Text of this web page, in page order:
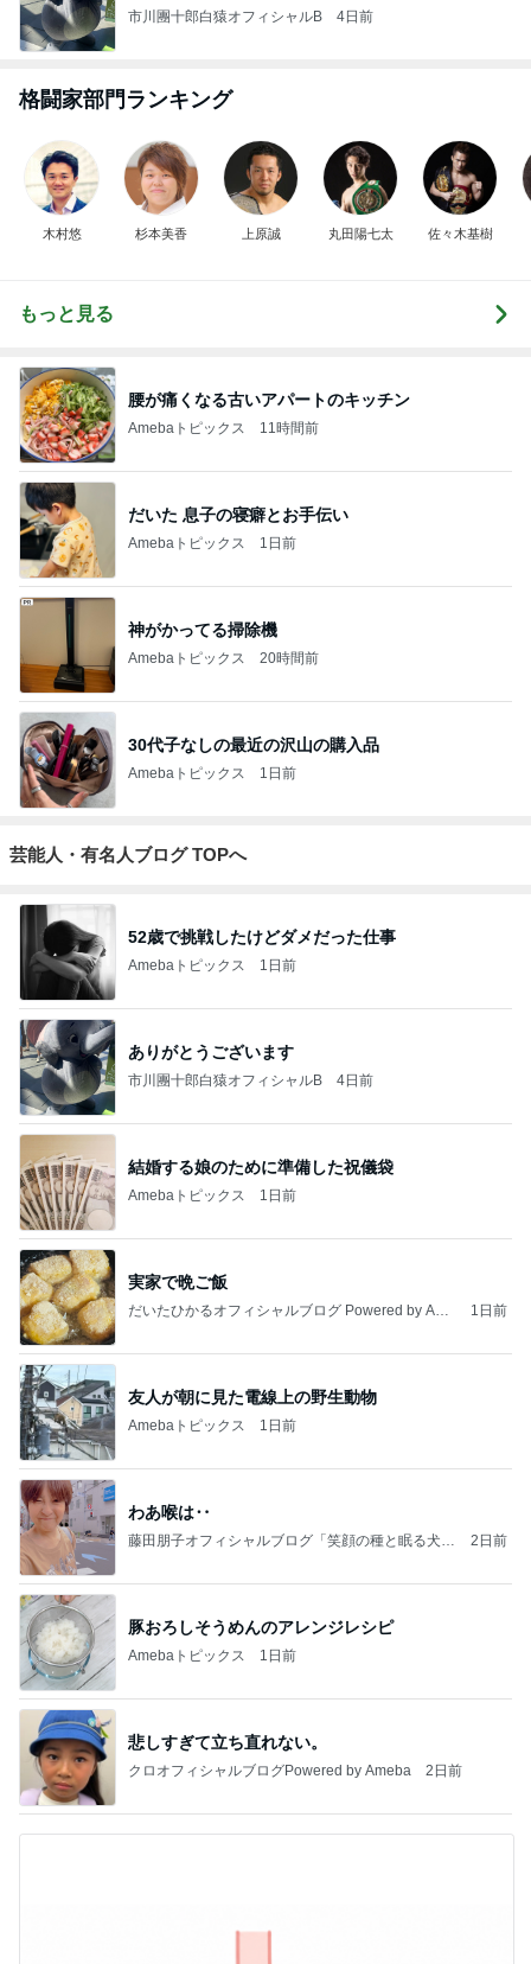
市川團十郎白猿オフィシャルB 4日前
格闘家部門ランキング
木村悠 杉本美香 上原誠 丸田陽七太 佐々木基樹
もっと見る
腰が痛くなる古いアパートのキッチン
Amebaトピックス 11時間前
だいた 息子の寝癖とお手伝い
Amebaトピックス 1日前
神がかってる掃除機
Amebaトピックス 20時間前
30代子なしの最近の沢山の購入品
Amebaトピックス 1日前
芸能人・有名人ブログ TOPへ
52歳で挑戦したけどダメだった仕事
Amebaトピックス 1日前
ありがとうございます
市川團十郎白猿オフィシャルB 4日前
結婚する娘のために準備した祝儀袋
Amebaトピックス 1日前
実家で晩ご飯
だいたひかるオフィシャルブログ Powered by Ame
1日前
友人が朝に見た電線上の野生動物
Amebaトピックス 1日前
わあ喉は‥
藤田朋子オフィシャルブログ「笑顔の種と眠る犬」
2日前
豚おろしそうめんのアレンジレシピ
Amebaトピックス 1日前
悲しすぎて立ち直れない。
クロオフィシャルブログPowered by Ameba 2日前